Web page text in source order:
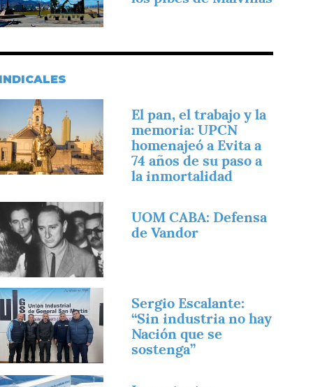
El pan, el trabajo y la
memoria: UPCN
homenajeó a Evita a
74 años de su paso a
la inmortalidad
UOM CABA: Defensa
de Vandor
Sergio Escalante:
“Sin industria no hay
Nación que se
sostenga”